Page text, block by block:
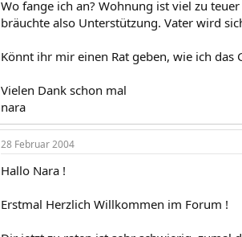
Wo fange ich an? Wohnung ist viel zu
bräuchte also Unterstützung. Vater wird
Könnt ihr mir einen Rat geben, wie ich das
Vielen Dank schon mal
nara
28 Februar 2004
Hallo Nara !
Erstmal Herzlich Willkommen im Forum !